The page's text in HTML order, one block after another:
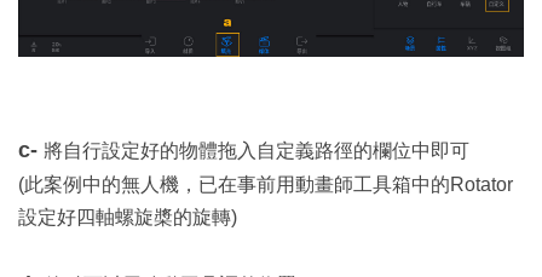
c- 將自行設定好的物體拖入自定義路徑的欄位中即可
(此案例中的無人機，已在事前用動畫師工具箱中的Rotator
設定好四軸螺旋槳的旋轉)